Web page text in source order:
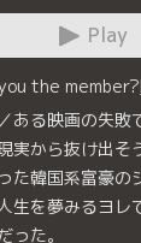
Play
the member?
ある映画の失敗
実から抜け出そ
た韓国系富豪の
生を夢みるヨレ
った。